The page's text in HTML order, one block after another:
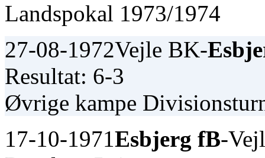
Landspokal 1973/1974
27-08-1972Vejle BK-
Resultat: 6-3
Øvrige kampe
17-10-1971Esbjerg fB-